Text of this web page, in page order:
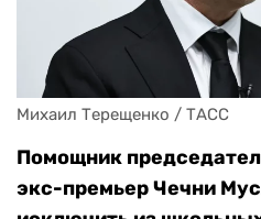
Михаил Терещенко / ТАСС
Помощник
экс-премьер Чечни